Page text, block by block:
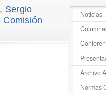
Noticias
Archivo
Normas
Sergio